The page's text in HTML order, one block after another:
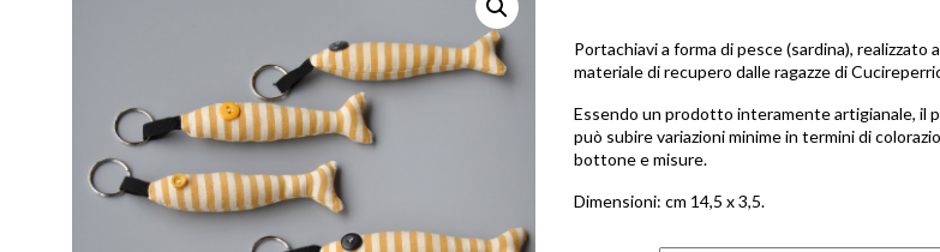
Portachiavi a forma di pesce (sardina), realizzato
materiale di recupero dalle ragazze di
Essendo un prodotto interamente artigianale, il
può subire variazioni minime in termini di
bottone e misure.
Dimensioni: cm 14,5 x 3,5.